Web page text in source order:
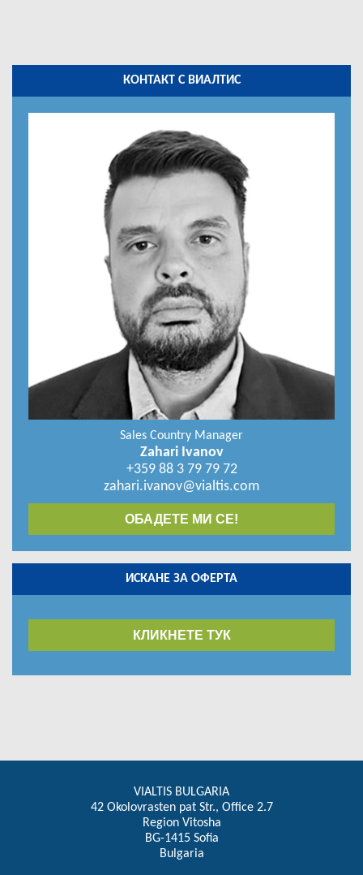
КОНТАКТ С ВИАЛТИС
Sales Country Manager
Zahari Ivanov
+359 88 3 79 79 72
zahari.ivanov@vialtis.com
ОБАДЕТЕ МИ СЕ!
ИСКАНЕ ЗА ОФЕРТА
КЛИКНЕТЕ ТУК
VIALTIS BULGARIA
42 Okolovrasten pat Str., Office 2.7
Region Vitosha
BG-1415 Sofia
Bulgaria